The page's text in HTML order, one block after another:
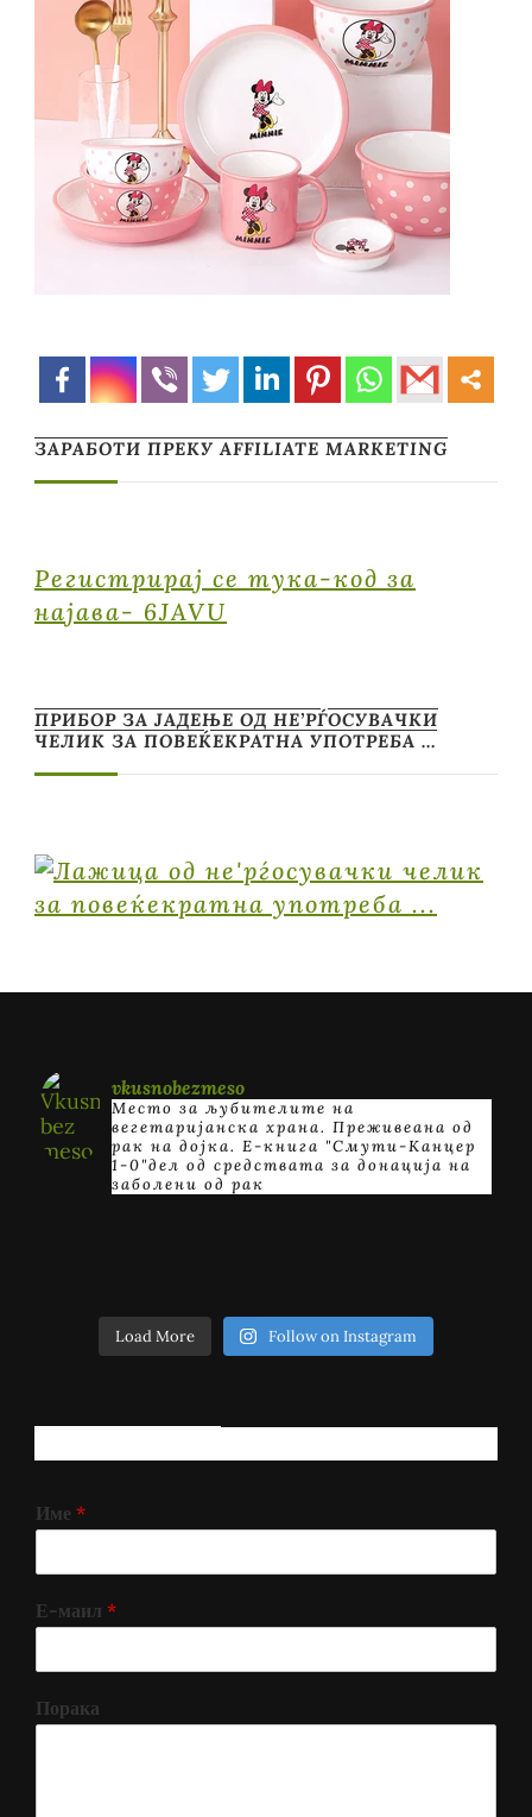
ЗАРАБОТИ ПРЕКУ AFFILIATE MARKETING
Регистрирај се тука-код за
најава- 6JAVU
ПРИБОР ЗА ЈАДЕЊЕ ОД НЕ’РЃОСУВАЧКИ
ЧЕЛИК ЗА ПОВЕЌЕКРАТНА УПОТРЕБА …
vkusnobezmeso
Место за љубителите на
вегетаријанска храна. Преживеана од
рак на дојка. E-книга "Смути-Канцер
1-0"дел од средствата за донација на
заболени од рак
Load More Follow on Instagram
Име *
Е-маил *
Порака